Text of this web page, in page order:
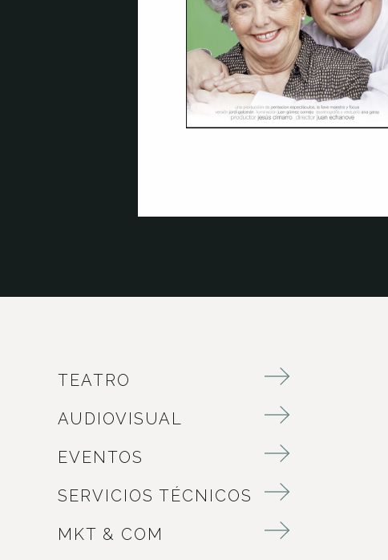
TEATRO
AUDIOVISUAL
EVENTOS
SERVICIOS TÉCNICOS
MKT & COM